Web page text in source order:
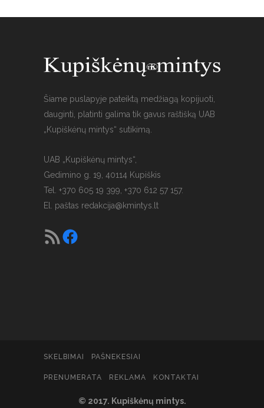
Šiame puslapyje pateiktą medžiagą kopijuoti,
dauginti, platinti galima tik gavus raštišką UAB
„Kupiškėnų mintys“ sutikimą.
UAB „Kupiškėnų mintys“,
Gedimino g. 19, 40114 Kupiškis
Tel. +370 605 19 399, +370 612 57 157.
El. paštas redakcija@kmintys.lt
SKELBIMAI PAŠNEKESIAI
© 2017. Kupiškėnų mintys.
PRENUMERATA REKLAMA KONTAKTAI